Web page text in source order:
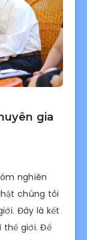
gia
nghiên
chúng tôi
Đây là kết
thế giới. Để